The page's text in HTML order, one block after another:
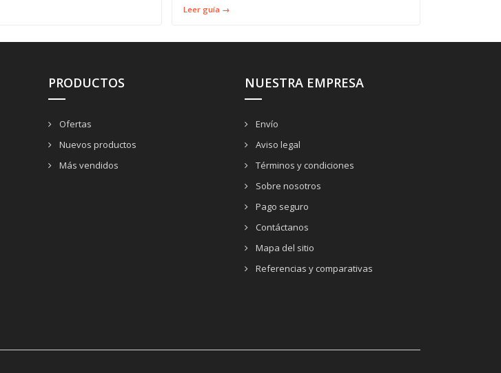
Leer guía →
PRODUCTOS
Ofertas
Nuevos productos
Más vendidos
NUESTRA EMPRESA
Envío
Aviso legal
Términos y condiciones
Sobre nosotros
Pago seguro
Contáctanos
Mapa del sitio
Referencias y comparativas